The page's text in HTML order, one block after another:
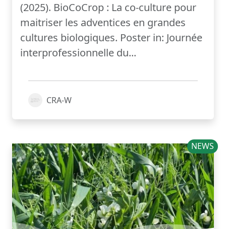
(2025). BioCoCrop : La co-culture pour
maitriser les adventices en grandes
cultures biologiques. Poster in: Journée
interprofessionnelle du...
CRA-W
NEWS